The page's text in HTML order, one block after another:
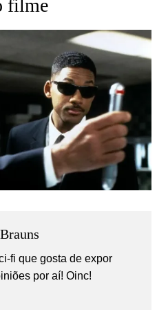
filme
fi que gosta de expor
por aí! Oinc!